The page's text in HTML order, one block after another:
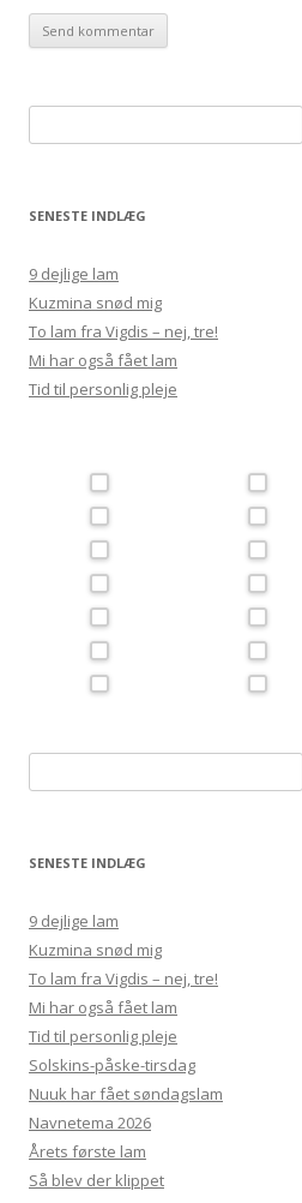
efter:
SENESTE INDLÆG
9 dejlige lam
Kuzmina snød mig
To lam fra Vigdis – nej, tre!
Mi har også fået lam
Tid til personlig pleje
efter:
SENESTE INDLÆG
9 dejlige lam
Kuzmina snød mig
To lam fra Vigdis – nej, tre!
Mi har også fået lam
Tid til personlig pleje
Solskins-påske-tirsdag
Nuuk har fået søndagslam
Navnetema 2026
Årets første lam
Så blev der klippet